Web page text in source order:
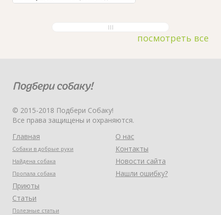
посмотреть все
© 2015-2018 Подбери Собаку!
Все права защищены и охраняются.
Главная
Собаки в добрые руки
Найдена собака
Пропала собака
Приюты
Статьи
Полезные статьи
О нас
Контакты
Новости сайта
Нашли ошибку?